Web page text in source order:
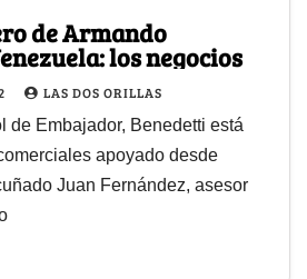
de Armando
los negocios
LAS DOS ORILLAS
de Embajador, Benedetti está
apoyado desde
Juan Fernández, asesor